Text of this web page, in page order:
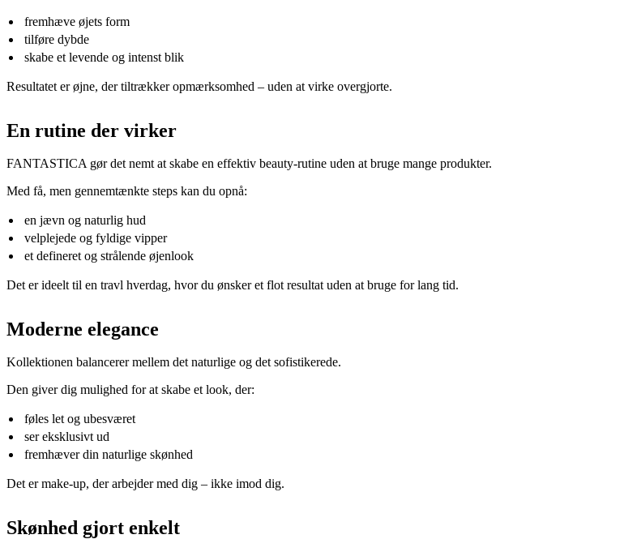
fremhæve øjets form
tilføre dybde
skabe et levende og intenst blik
Resultatet er øjne, der tiltrækker opmærksomhed – uden at virke overgjorte.
En rutine der virker
FANTASTICA gør det nemt at skabe en effektiv beauty-rutine uden at bruge mange produkter.
Med få, men gennemtænkte steps kan du opnå:
en jævn og naturlig hud
velplejede og fyldige vipper
et defineret og strålende øjenlook
Det er ideelt til en travl hverdag, hvor du ønsker et flot resultat uden at bruge for lang tid.
Moderne elegance
Kollektionen balancerer mellem det naturlige og det sofistikerede.
Den giver dig mulighed for at skabe et look, der:
føles let og ubesværet
ser eksklusivt ud
fremhæver din naturlige skønhed
Det er make-up, der arbejder med dig – ikke imod dig.
Skønhed gjort enkelt